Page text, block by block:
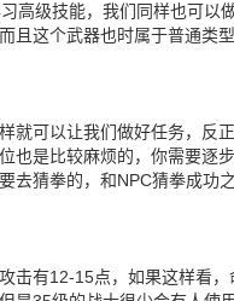
高级技能，我们同样也可以
且这个武器也时属于普通类
就可以让我们做好任务，反
也是比较麻烦的，你需要逐
去猜拳的，和NPC猜拳成功
击有12-15点，如果这样看